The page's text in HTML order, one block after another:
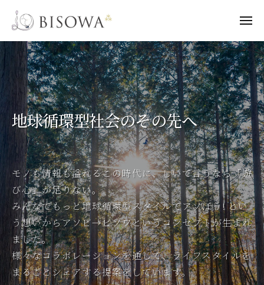
B
S
W
A
L
B
I
S
W
A
S
O
！
地
地球循環型社会のその先へ
モノも情報も溢れるこの時代に、しいて言うなら「遊
び心」が足りない。
みんなでもっと地球循環型スタイルでアソぼう! とい
う想いからアソビ→ビソワというコンセプトが生まれ
ました。
様々なコラボレーションを通して、ライフスタイルを
まるごとシェアする提案をしています。
S
O
W
A